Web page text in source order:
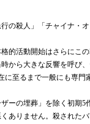
の殺人」「チャイナ・
的活動開始はさらにこの
から大きな反響を呼び
に至るまで一般にも専門
ーの埋葬」を除く初期5
ありません。殺された